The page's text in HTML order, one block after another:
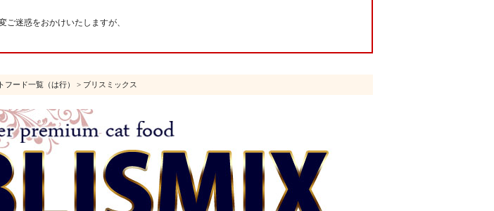
迷惑をおかけいたしますが、
フード一覧（は行） > ブリスミックス